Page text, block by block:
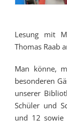
Lesung mit
Thomas Raab
Man könne,
besonderen
unserer
Schüler und
und 12 sowie